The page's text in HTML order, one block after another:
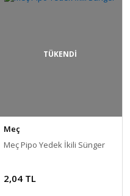
TÜKENDİ
Meç
Meç Pipo Yedek İkili Sünger
2,04 TL